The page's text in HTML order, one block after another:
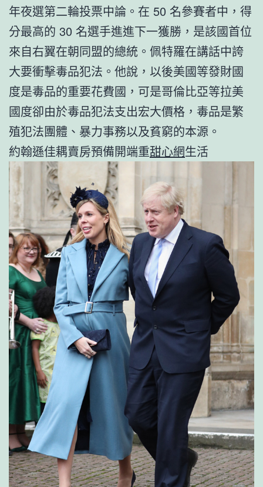
年夜選第二輪投票中論。在 50 名參賽者中，得
分最高的 30 名選手進進下一獲勝，是該國首位
來自右翼在朝同盟的總統。佩特羅在講話中誇
大要衝擊毒品犯法。他說，以後美國等發財國
度是毒品的重要花費國，可是哥倫比亞等拉美
國度卻由於毒品犯法支出宏大價格，毒品是繁
殖犯法團體、暴力事務以及貧窮的本源。
約翰遜佳耦賣房預備開端重甜心網生活